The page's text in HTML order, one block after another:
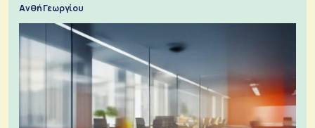
Ανθή Γεωργίου